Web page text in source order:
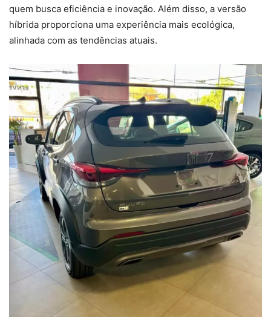
quem busca eficiência e inovação. Além disso, a versão
híbrida proporciona uma experiência mais ecológica,
alinhada com as tendências atuais.